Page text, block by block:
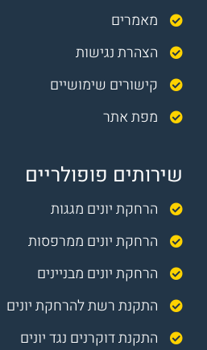
מאמרים
הצהרת נגישות
קישורים שימושיים
מפת אתר
שירותים פופולריים
הרחקת יונים מגגות
הרחקת יונים ממרפסות
הרחקת יונים מבניינים
התקנת רשת להרחקת יונים
התקנת דוקרנים נגד יונים